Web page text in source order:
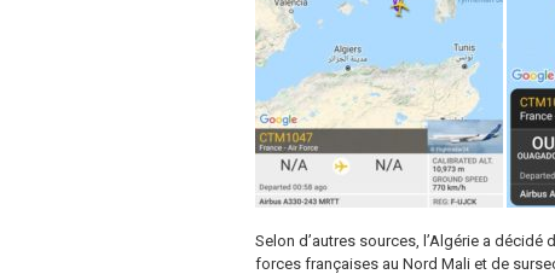
Selon d’autres sources, l’Algérie a
forces françaises au Nord Mali et de